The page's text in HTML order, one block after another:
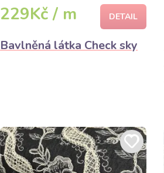
229Kč / m DETAIL
Bavlněná látka Check sky